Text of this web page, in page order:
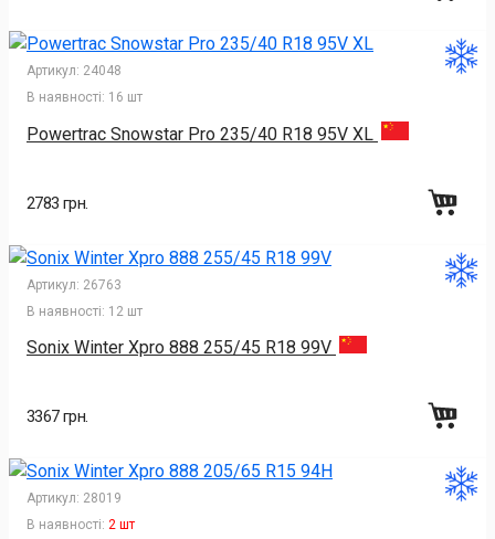
Артикул: 24048
В наявності: 16 шт
Powertrac Snowstar Pro 235/40 R18 95V XL
2783 грн.
Артикул: 26763
В наявності: 12 шт
Sonix Winter Xpro 888 255/45 R18 99V
3367 грн.
Артикул: 28019
В наявності: 2 шт